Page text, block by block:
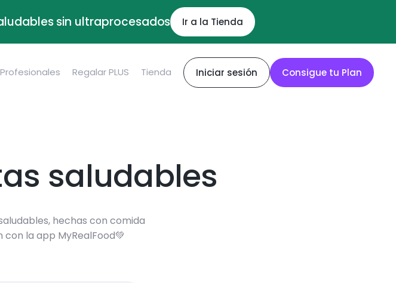
sin ultraprocesados Ir a la Tienda
Profesionales Regalar PLUS Tienda Iniciar sesión Consigue tu Plan
saludables
hechas con comida
la app MyRealFood💚